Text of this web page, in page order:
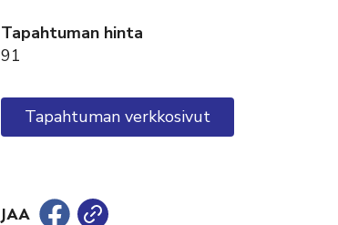
Tapahtuman hinta
91
Tapahtuman verkkosivut
JAA